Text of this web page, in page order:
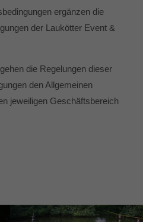
ergänzen die
der Laukötter Event &
die Regelungen dieser
den Allgemeinen
jeweiligen Geschäftsbereich